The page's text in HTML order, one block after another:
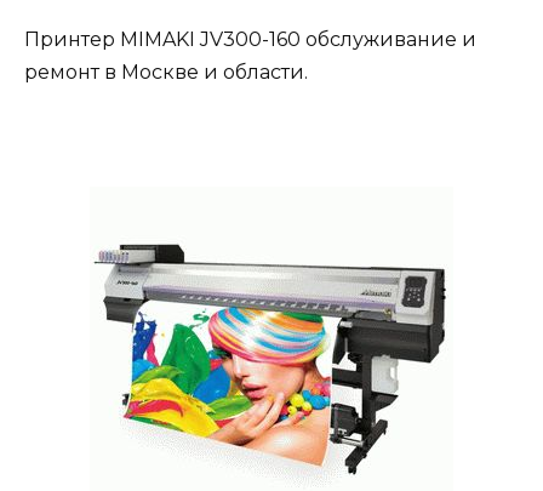
Принтер MIMAKI JV300-160 обслуживание и
ремонт в Москве и области.